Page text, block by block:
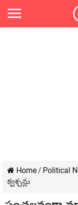
Home/ Political
క్వశ్చన్లు